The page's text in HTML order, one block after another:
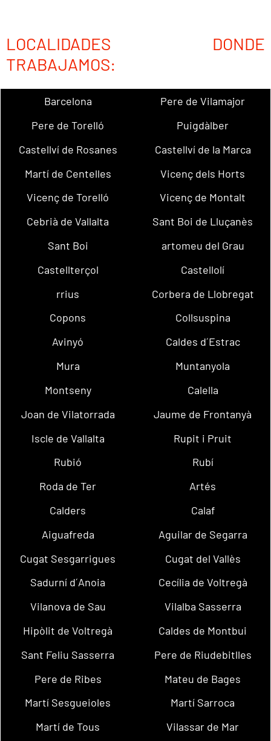
LOCALIDADES DONDE
TRABAJAMOS:
Barcelona
Pere de Vilamajor
Pere de Torelló
Puigdàlber
Castellví de Rosanes
Castellví de la Marca
Martí de Centelles
Vicenç dels Horts
Vicenç de Torelló
Vicenç de Montalt
Cebrià de Vallalta
Sant Boi de Lluçanès
Sant Boi
artomeu del Grau
Castellterçol
Castellolí
rrius
Corbera de Llobregat
Copons
Collsuspina
Avinyó
Caldes d´Estrac
Mura
Muntanyola
Montseny
Calella
Joan de Vilatorrada
Jaume de Frontanyà
Iscle de Vallalta
Rupit i Pruit
Rubió
Rubí
Roda de Ter
Artés
Calders
Calaf
Aiguafreda
Aguilar de Segarra
Cugat Sesgarrigues
Cugat del Vallès
Sadurní d´Anoia
Cecília de Voltregà
Vilanova de Sau
Vilalba Sasserra
Hipòlit de Voltregà
Caldes de Montbui
Sant Feliu Sasserra
Pere de Riudebitlles
Pere de Ribes
Mateu de Bages
Martí Sesgueioles
Martí Sarroca
Martí de Tous
Vilassar de Mar